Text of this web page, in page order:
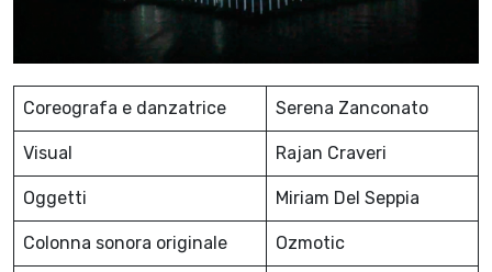
Coreografa e danzatrice Serena Zanconato
Visual Rajan Craveri
Oggetti Miriam Del Seppia
Colonna sonora originale Ozmotic